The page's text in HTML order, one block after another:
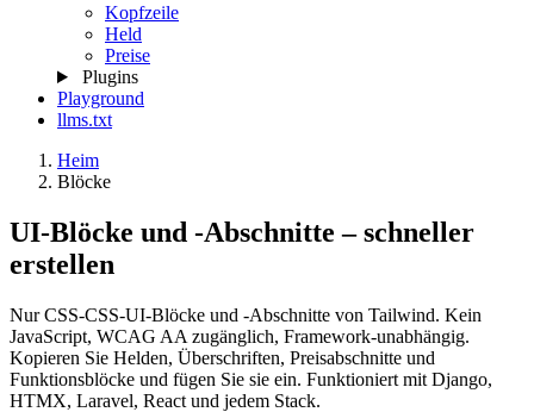
Kopfzeile
Held
Preise
Plugins
Playground
llms.txt
Heim
Blöcke
UI-Blöcke und -Abschnitte – schneller
erstellen
Nur CSS-CSS-UI-Blöcke und -Abschnitte von Tailwind. Kein
JavaScript, WCAG AA zugänglich, Framework-unabhängig.
Kopieren Sie Helden, Überschriften, Preisabschnitte und
Funktionsblöcke und fügen Sie sie ein. Funktioniert mit Django,
HTMX, Laravel, React und jedem Stack.